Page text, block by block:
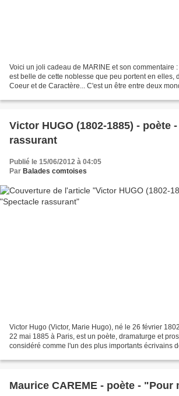
Voici un joli cadeau de MARINE et son commentaire
est belle de cette noblesse que peu portent en elles,
Coeur et de Caractère... C'est un être entre deux
Victor HUGO (1802-1885) - poète
rassurant
Publié le 15/06/2012 à 04:05
Par Balades comtoises
Victor Hugo (Victor, Marie Hugo), né le 26 février
22 mai 1885 à Paris, est un poète, dramaturge et
considéré comme l'un des plus importants écrivains
Maurice CAREME - poète - "Pour